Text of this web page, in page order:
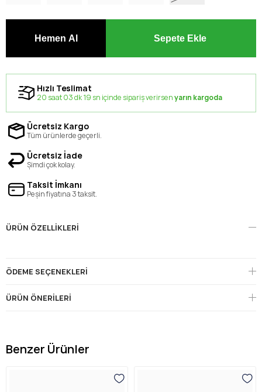
Hızlı Teslimat
20 saat 03 dk 19 sn içinde sipariş verirsenyarın kargoda
Ücretsiz Kargo
Tüm ürünlerde geçerli.
Ücretsiz İade
Şimdi çok kolay.
Taksit İmkanı
Peşin fiyatına 3 taksit.
ÜRÜN ÖZELLIKLERI
ÖDEME SEÇENEKLERI
ÜRÜN ÖNERILERI
Benzer Ürünler